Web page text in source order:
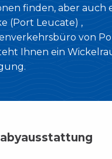
finden, aber auch
(Port Leucate) ,
von
Ihnen ein